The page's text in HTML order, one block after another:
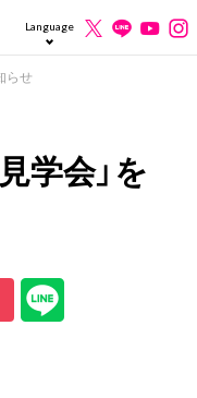
Language
らせ
学会」を